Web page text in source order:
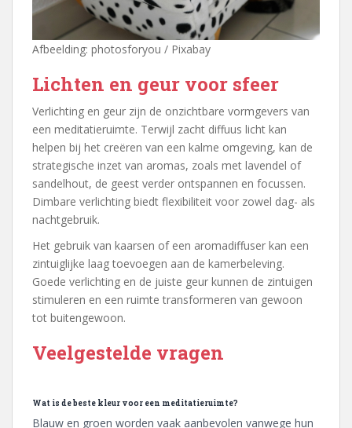
Afbeelding: photosforyou / Pixabay
Lichten en geur voor sfeer
Verlichting en geur zijn de onzichtbare vormgevers van
een meditatieruimte. Terwijl zacht diffuus licht kan
helpen bij het creëren van een kalme omgeving, kan de
strategische inzet van aromas, zoals met lavendel of
sandelhout, de geest verder ontspannen en focussen.
Dimbare verlichting biedt flexibiliteit voor zowel dag- als
nachtgebruik.
Het gebruik van kaarsen of een aromadiffuser kan een
zintuiglijke laag toevoegen aan de kamerbeleving.
Goede verlichting en de juiste geur kunnen de zintuigen
stimuleren en een ruimte transformeren van gewoon
tot buitengewoon.
Veelgestelde vragen
Wat is de beste kleur voor een meditatieruimte?
Blauw en groen worden vaak aanbevolen vanwege hun